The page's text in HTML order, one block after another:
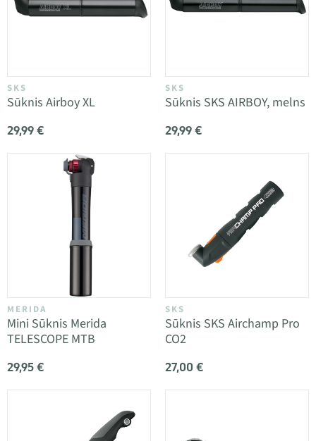
SKS
Sūknis Airboy XL
29,99 €
SKS
Sūknis SKS AIRBOY, melns
29,99 €
MERIDA
Mini Sūknis Merida
TELESCOPE MTB
29,95 €
SKS
Sūknis SKS Airchamp Pro
CO2
27,00 €